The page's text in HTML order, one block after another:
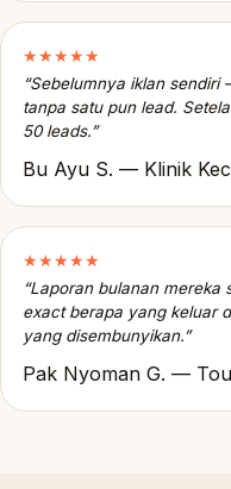
★★★★★
“Sebelumnya iklan
tanpa satu pun lead.
50 leads.”
Bu Ayu S. — Klinik
★★★★★
“Laporan bulanan
exact berapa yang keluar
yang disembunyikan.”
Pak Nyoman G. —